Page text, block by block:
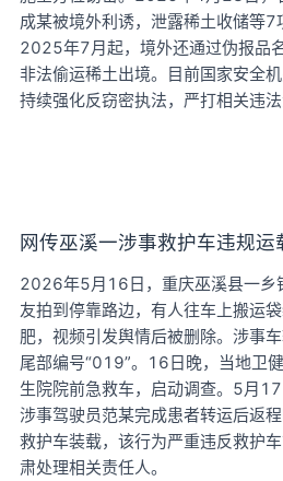
成某被境外利诱，泄露稀土收储等7
2025年7月起，境外还通过伪报品
非法偷运稀土出境。目前国家安全
持续强化反窃密执法，严打相关违法
网传巫溪一涉事救护车违规运
2026年5月16日，重庆巫溪县一乡
友拍到停靠路边，有人往车上搬运
肥，视频引发舆情后被删除。涉事车
尾部编号“019”。16日晚，当地卫
生院院前急救车，启动调查。5月17
涉事驾驶员范某完成患者转运后返
救护车装载，该行为严重违反救护
肃处理相关责任人。